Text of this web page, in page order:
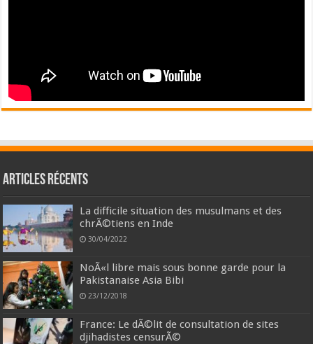
Articles récents
La difficile situation des musulmans et des
chrÃ©tiens en Inde
30/04/2022
NoÃ«l libre mais sous bonne garde pour la
Pakistanaise Asia Bibi
23/12/2018
France: Le dÃ©lit de consultation de sites
djihadistes censurÃ©